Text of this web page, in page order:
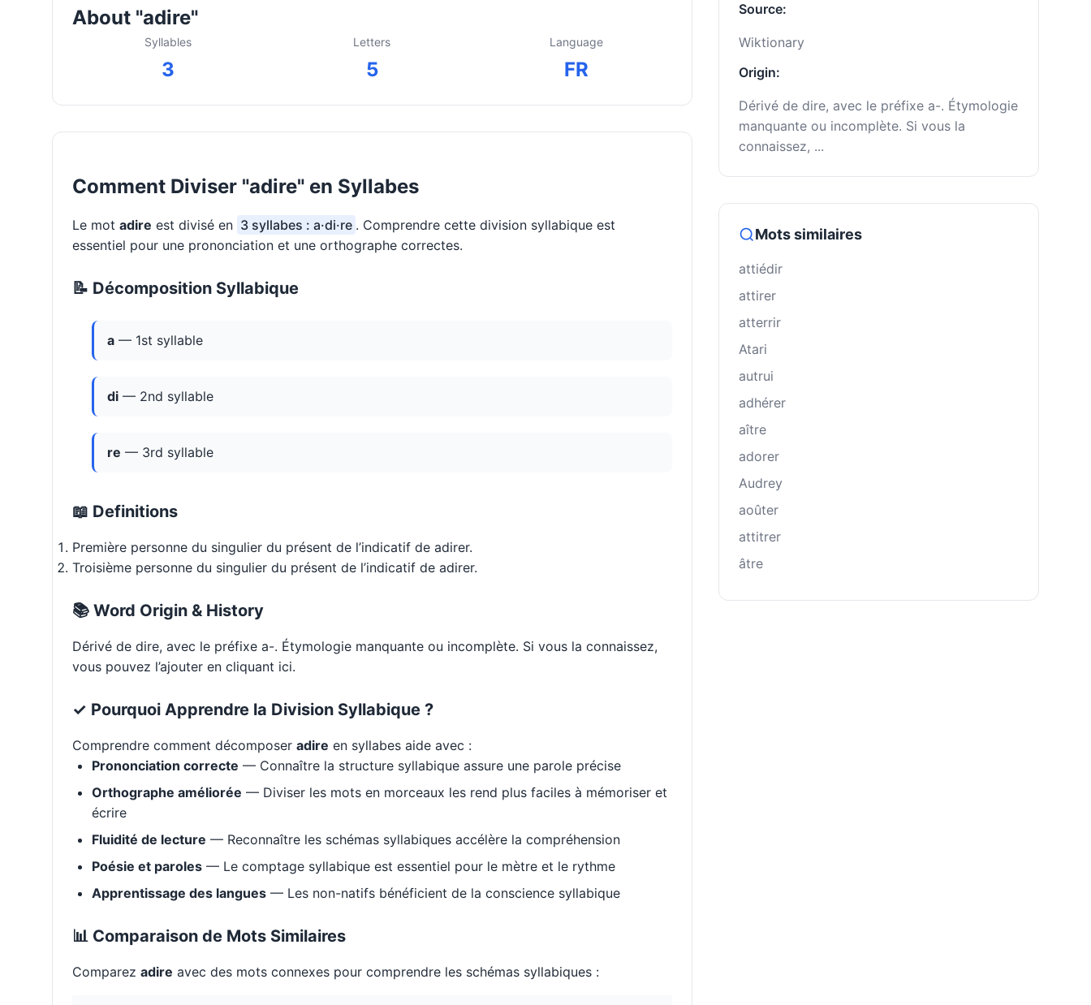
About "adire"
Syllables
3
Letters
5
Language
FR
Comment Diviser "adire" en Syllabes
Le mot adire est divisé en 3 syllabes : a·di·re . Comprendre cette division syllabique est
essentiel pour une prononciation et une orthographe correctes.
📝 Décomposition Syllabique
a — 1st syllable
di — 2nd syllable
re — 3rd syllable
📖 Definitions
Première personne du singulier du présent de l’indicatif de adirer.
Troisième personne du singulier du présent de l’indicatif de adirer.
📚 Word Origin & History
Dérivé de dire, avec le préfixe a-. Étymologie manquante ou incomplète. Si vous la connaissez,
vous pouvez l’ajouter en cliquant ici.
✓ Pourquoi Apprendre la Division Syllabique ?
Comprendre comment décomposer adire en syllabes aide avec :
Prononciation correcte — Connaître la structure syllabique assure une parole précise
Orthographe améliorée — Diviser les mots en morceaux les rend plus faciles à mémoriser et
écrire
Fluidité de lecture — Reconnaître les schémas syllabiques accélère la compréhension
Poésie et paroles — Le comptage syllabique est essentiel pour le mètre et le rythme
Apprentissage des langues — Les non-natifs bénéficient de la conscience syllabique
📊 Comparaison de Mots Similaires
Comparez adire avec des mots connexes pour comprendre les schémas syllabiques :
Source:
Wiktionary
Origin:
Dérivé de dire, avec le préfixe a-. Étymologie
manquante ou incomplète. Si vous la
connaissez, ...
Mots similaires
attiédir
attirer
atterrir
Atari
autrui
adhérer
aître
adorer
Audrey
aoûter
attitrer
âtre